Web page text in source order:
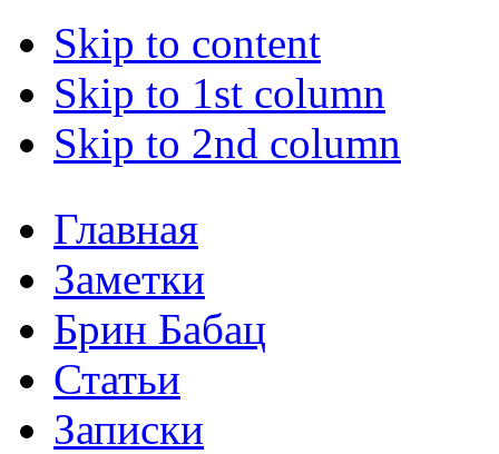
Skip to content
Skip to 1st column
Skip to 2nd column
Главная
Заметки
Брин Бабац
Статьи
Записки